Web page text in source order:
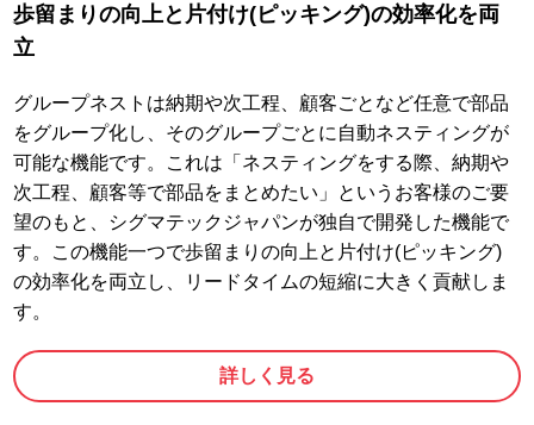
歩留まりの向上と片付け(ピッキング)の効率化を両
立
グループネストは納期や次工程、顧客ごとなど任意で部品
をグループ化し、そのグループごとに自動ネスティングが
可能な機能です。これは「ネスティングをする際、納期や
次工程、顧客等で部品をまとめたい」というお客様のご要
望のもと、シグマテックジャパンが独自で開発した機能で
す。この機能一つで歩留まりの向上と片付け(ピッキング)
の効率化を両立し、リードタイムの短縮に大きく貢献しま
す。
詳しく見る